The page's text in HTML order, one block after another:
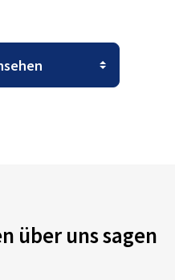
über uns sagen